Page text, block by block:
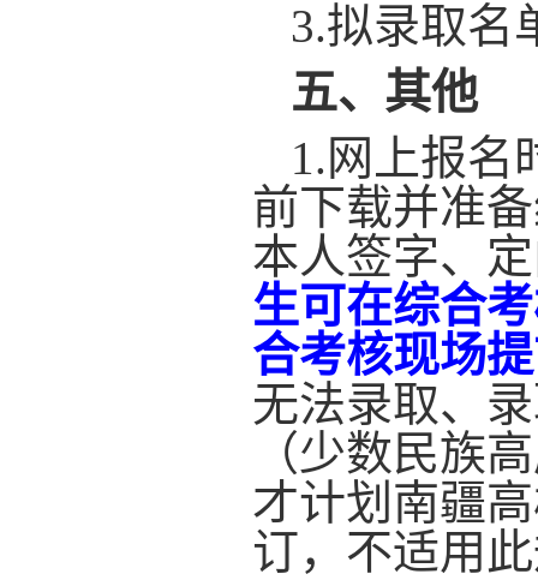
3.拟录取名
五、 其他
1.网上报名
前下载并准
本人签字、
生可在综合
合考核现场
无法录取、
（少数民族
才计划南疆
订，不适用